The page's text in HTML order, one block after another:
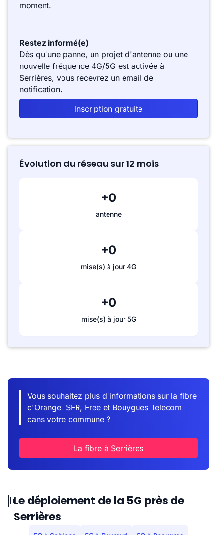
moment.
Restez informé(e)
Dès qu'une panne, un projet d'antenne ou une
nouvelle fréquence 4G/5G est activée à
Serrières, vous recevrez un email de
notification.
Inscription gratuite
Évolution du réseau sur 12 mois
+0
antenne
+0
mise(s) à jour 4G
+0
mise(s) à jour 5G
Vous souhaitez plus d'informations sur la fibre
d'Orange, SFR, Free et Bouygues Telecom
dans votre commune ?
La fibre à Serrières
Le déploiement de la 5G près de
Serrières